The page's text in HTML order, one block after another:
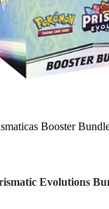
Booster
Evolutions